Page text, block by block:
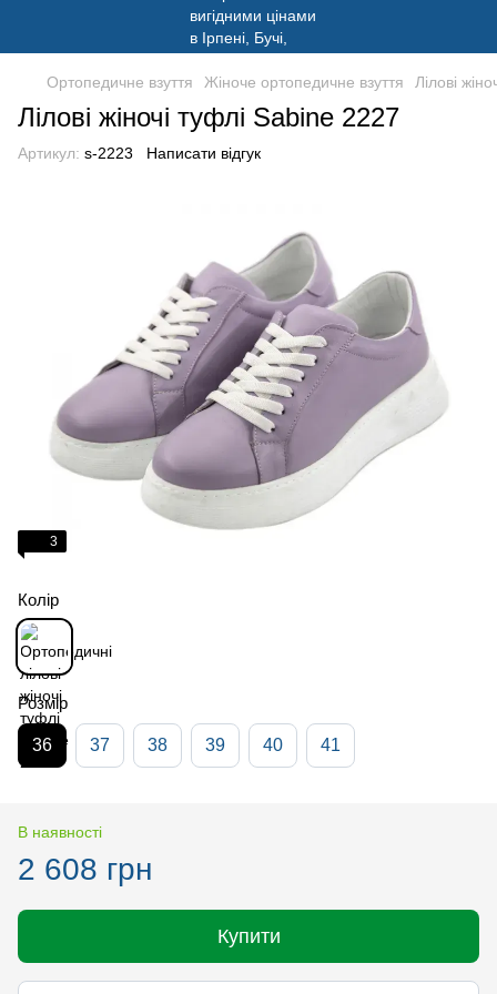
Ортопедичне взуття Жіноче ортопедичне взуття Лілові
Лілові жіночі туфлі Sabine 2227
Артикул: s-2223 Написати відгук
3
Колір
Розмір
36 37 38 39 40 41
В наявності
2 608 грн
Купити